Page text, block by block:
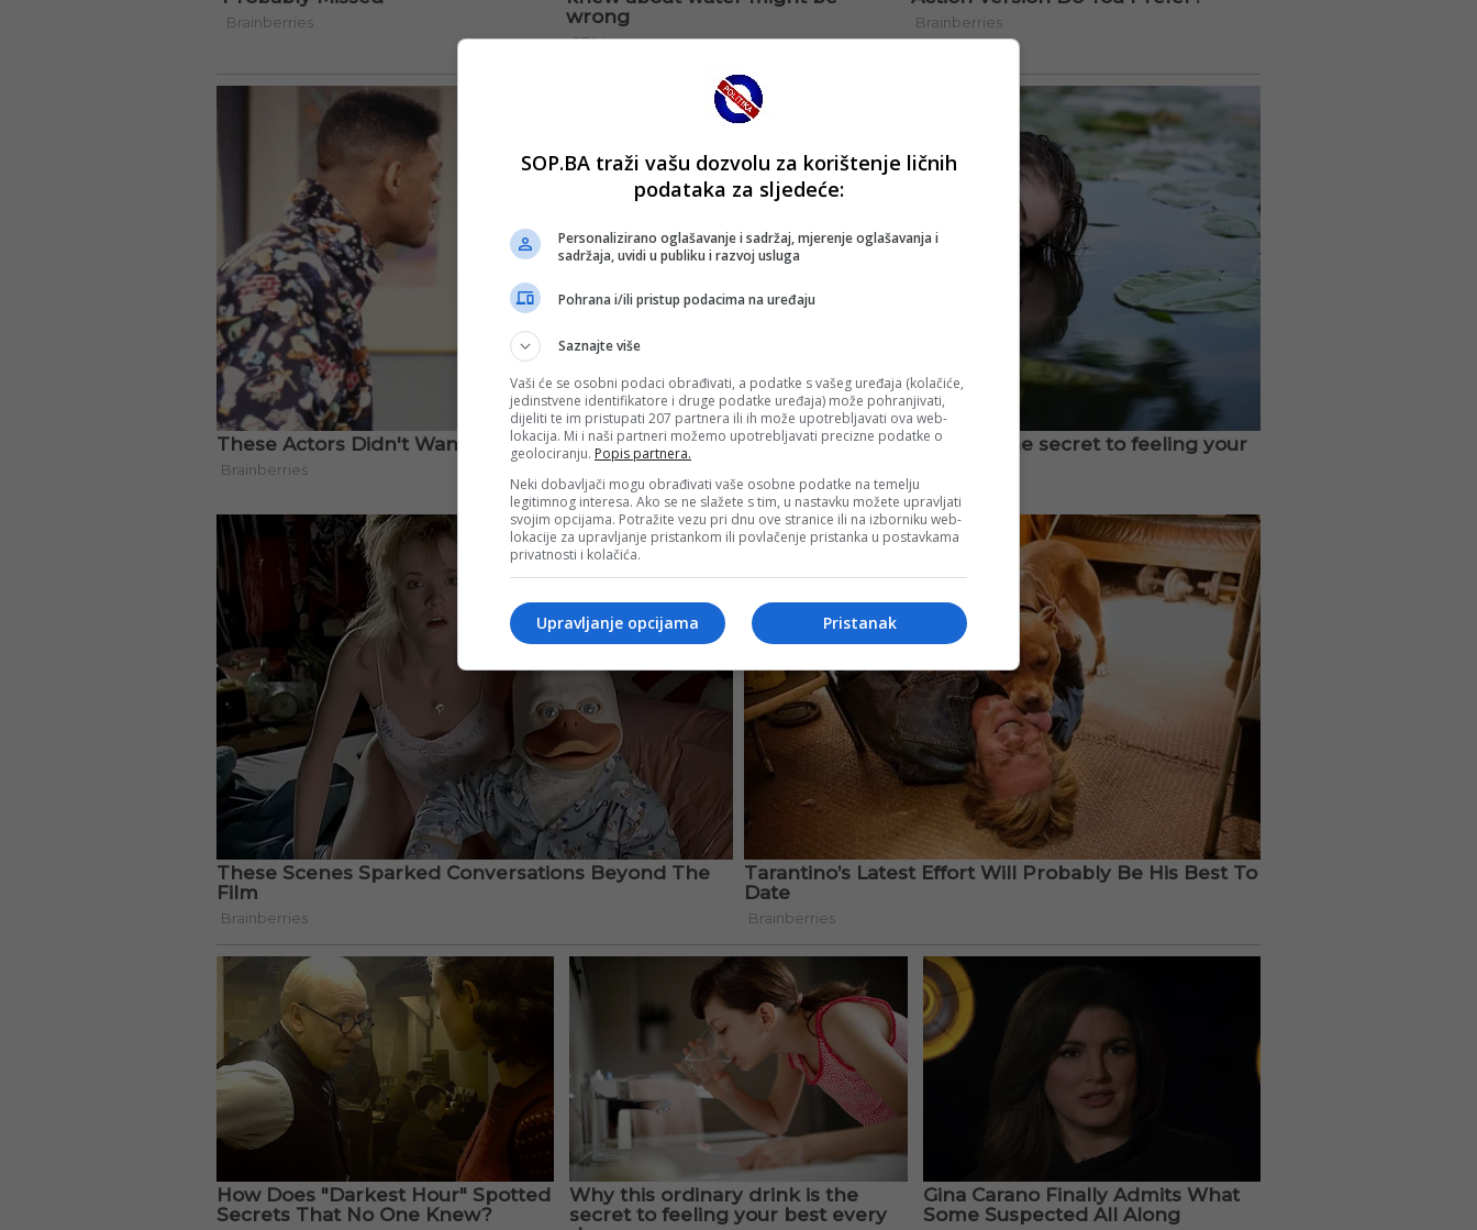
SOP.BA traži vašu dozvolu za korištenje ličnih
podataka za sljedeće:
Personalizirano oglašavanje i sadržaj, mjerenje oglašavanja i
sadržaja, uvidi u publiku i razvoj usluga
Pohrana i/ili pristup podacima na uređaju
Saznajte više
Vaši će se osobni podaci obrađivati, a podatke s vašeg uređaja (kolačiće,
jedinstvene identifikatore i druge podatke uređaja) može pohranjivati,
dijeliti te im pristupati 207 partnera ili ih može upotrebljavati ova web-
lokacija. Mi i naši partneri možemo upotrebljavati precizne podatke o
geolociranju. Popis partnera.
Neki dobavljači mogu obrađivati vaše osobne podatke na temelju
legitimnog interesa. Ako se ne slažete s tim, u nastavku možete upravljati
svojim opcijama. Potražite vezu pri dnu ove stranice ili na izborniku web-
lokacije za upravljanje pristankom ili povlačenje pristanka u postavkama
privatnosti i kolačića.
Pristanak
Upravljanje opcijama